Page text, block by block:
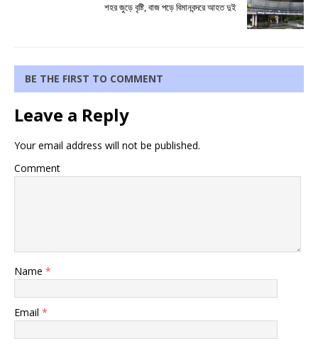
শহর জুড়ে বৃষ্টি, বাজ পড়ে বিমানবন্দরে আহত দুই
BE THE FIRST TO COMMENT
Leave a Reply
Your email address will not be published.
Comment
Name *
Email *